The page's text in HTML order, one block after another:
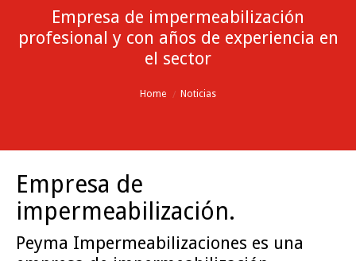
Vídeos
Clientes
Empresa de impermeabilización
profesional y con años de experiencia en
el sector
Home Noticias
Empresa de
impermeabilización.
Peyma Impermeabilizaciones es una